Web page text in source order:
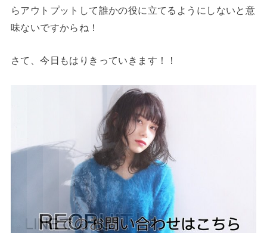
らアウトプットして誰かの役に立てるようにしないと意
味ないですからね！
さて、今日もはりきっていきます！！